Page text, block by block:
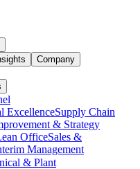
Company
ExcellenceSupply Chain
& Strategy
OfficeSales &
Management
& Plant